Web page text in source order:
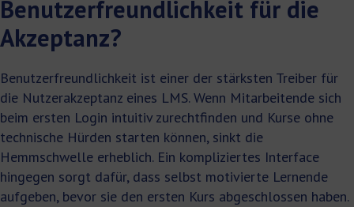
Benutzerfreundlichkeit für die
Akzeptanz?
Benutzerfreundlichkeit ist einer der stärksten Treiber für
die Nutzerakzeptanz eines LMS. Wenn Mitarbeitende sich
beim ersten Login intuitiv zurechtfinden und Kurse ohne
technische Hürden starten können, sinkt die
Hemmschwelle erheblich. Ein kompliziertes Interface
hingegen sorgt dafür, dass selbst motivierte Lernende
aufgeben, bevor sie den ersten Kurs abgeschlossen haben.